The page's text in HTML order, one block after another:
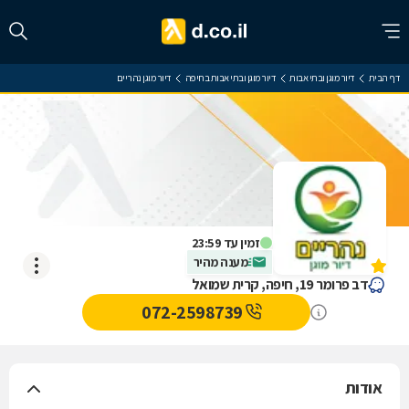
דף הבית דיור מוגן ובתי אבות דיור מוגן ובתי אבות בחיפה דיור מוגן נהריים
זמין עד 23:59
מענה מהיר
דיור מוגן נהריים
אין עדיין חוות דעת
דב פרומר 19, חיפה, קרית שמואל
072-2598739
אודות